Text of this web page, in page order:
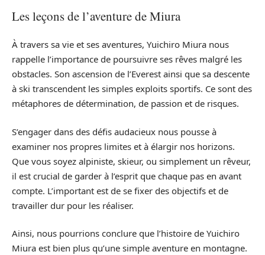
Les leçons de l’aventure de Miura
À travers sa vie et ses aventures, Yuichiro Miura nous
rappelle l’importance de poursuivre ses rêves malgré les
obstacles. Son ascension de l’Everest ainsi que sa descente
à ski transcendent les simples exploits sportifs. Ce sont des
métaphores de détermination, de passion et de risques.
S’engager dans des défis audacieux nous pousse à
examiner nos propres limites et à élargir nos horizons.
Que vous soyez alpiniste, skieur, ou simplement un rêveur,
il est crucial de garder à l’esprit que chaque pas en avant
compte. L’important est de se fixer des objectifs et de
travailler dur pour les réaliser.
Ainsi, nous pourrions conclure que l’histoire de Yuichiro
Miura est bien plus qu’une simple aventure en montagne.